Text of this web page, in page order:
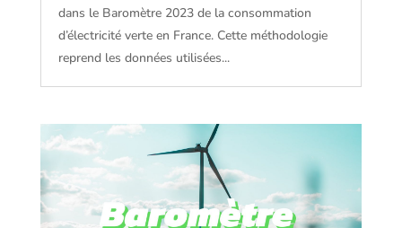
dans le Baromètre 2023 de la consommation
d’électricité verte en France. Cette méthodologie
reprend les données utilisées...